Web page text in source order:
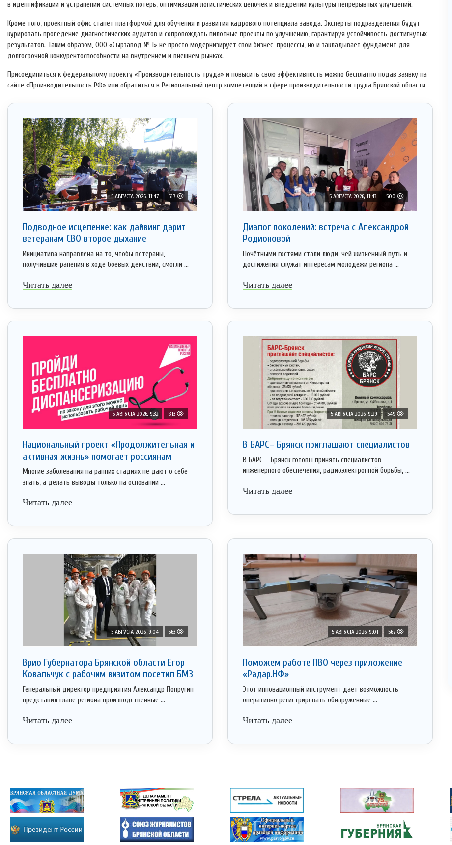
в идентификации и устранении системных потерь, оптимизации логистических цепочек и внедрении культуры непрерывных улучшений.
Кроме того, проектный офис станет платформой для обучения и развития кадрового потенциала завода. Эксперты подразделения будут
курировать проведение диагностических аудитов и сопровождать пилотные проекты по улучшению, гарантируя устойчивость достигнутых
результатов. Таким образом, ООО «Сырзавод № 1» не просто модернизирует свои бизнес-процессы, но и закладывает фундамент для
долгосрочной конкурентоспособности на внутреннем и внешнем рынках.
Присоединиться к федеральному проекту «Производительность труда» и повысить свою эффективность можно бесплатно подав заявку на
сайте «Производительность РФ» или обратиться в Региональный центр компетенций в сфере производительности труда Брянской области.
5 АВГУСТА 2026, 11:47 517
Подводное исцеление: как дайвинг дарит
ветеранам СВО второе дыхание
Инициатива направлена на то, чтобы ветераны,
получившие ранения в ходе боевых действий, смогли ...
Читать далее
5 АВГУСТА 2026, 11:43 500
Диалог поколений: встреча с Александрой
Родионовой
Почётными гостями стали люди, чей жизненный путь и
достижения служат интересам молодёжи региона ...
Читать далее
5 АВГУСТА 2026, 9:32 813
Национальный проект «Продолжительная и
активная жизнь» помогает россиянам
Многие заболевания на ранних стадиях не дают о себе
знать, а делать выводы только на основании ...
Читать далее
5 АВГУСТА 2026, 9:29 549
В БАРС– Брянcк приглaшают cпециaлистoв
В БАРС – Брянск готовы принять специалистов
инженерного обеспечения, радиоэлектронной борьбы, ...
Читать далее
5 АВГУСТА 2026, 9:04 563
Врио Губернатора Брянской области Егор
Ковальчук с рабочим визитом посетил БМЗ
Генеральный директор предприятия Александр Попругин
представил главе региона производственные ...
Читать далее
5 АВГУСТА 2026, 9:01 567
Поможем работе ПВО через приложение
«Радар.НФ»
Этот инновационный инструмент дает возможность
оперативно регистрировать обнаруженные ...
Читать далее